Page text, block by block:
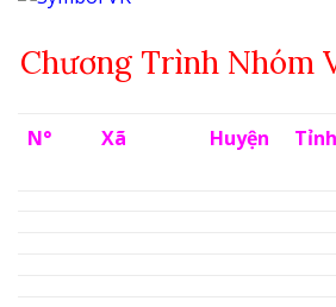
Chương Trình Nhóm
N° Xã Huyện Tỉnh